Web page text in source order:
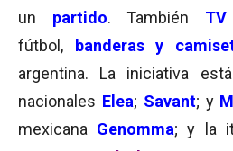
un partido. También TV
fútbol,
banderas y
argentina. La iniciativa
nacionales Elea; Savant; y
mexicana Genomma; y la